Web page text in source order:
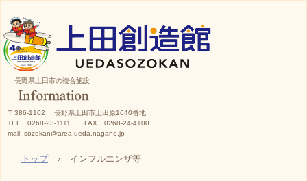
長野県上田市の複合施設
〒386-1102 長野県上田市上田原1640番地
TEL 0268-23-1111 FAX 0268-24-4100
mail: sozokan@area.ueda.nagano.jp
トップ › インフルエンザ等